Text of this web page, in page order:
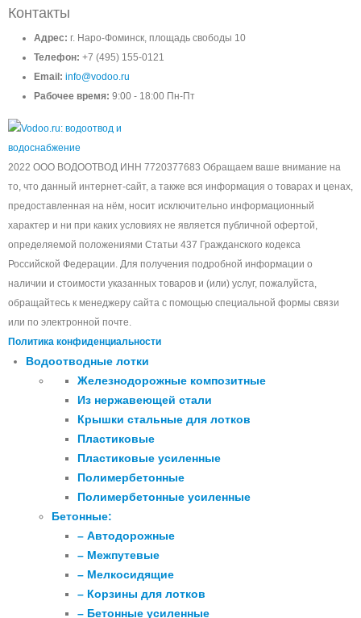
Контакты
Адрес: г. Наро-Фоминск, площадь свободы 10
Телефон: +7 (495) 155-0121
Email: info@vodoo.ru
Рабочее время: 9:00 - 18:00 Пн-Пт
2022 ООО ВОДООТВОД ИНН 7720377683 Обращаем ваше внимание на
то, что данный интернет-сайт, а также вся информация о товарах и ценах,
предоставленная на нём, носит исключительно информационный
характер и ни при каких условиях не является публичной офертой,
определяемой положениями Статьи 437 Гражданского кодекса
Российской Федерации. Для получения подробной информации о
наличии и стоимости указанных товаров и (или) услуг, пожалуйста,
обращайтесь к менеджеру сайта с помощью специальной формы связи
или по электронной почте.
Политика конфиденциальности
Водоотводные лотки
Железнодорожные композитные
Из нержавеющей стали
Крышки стальные для лотков
Пластиковые
Пластиковые усиленные
Полимербетонные
Полимербетонные усиленные
Бетонные:
– Автодорожные
– Межпутевые
– Мелкосидящие
– Корзины для лотков
– Бетонные усиленные